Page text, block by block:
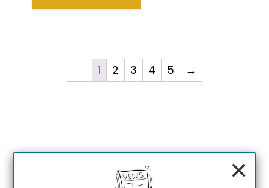
1 2 3 4 5 →
×